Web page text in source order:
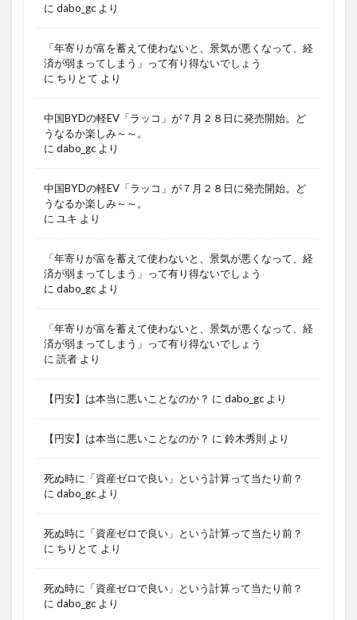
に dabo_gc より
「年寄りが富を蓄えて使わないと、景気が悪くなって、経
済が弱まってしまう」って有り得ないでしょう
に ちりとて より
中国BYDの軽EV「ラッコ」が７月２８日に発売開始。ど
うなるか楽しみ～～。
に dabo_gc より
中国BYDの軽EV「ラッコ」が７月２８日に発売開始。ど
うなるか楽しみ～～。
に ユキ より
「年寄りが富を蓄えて使わないと、景気が悪くなって、経
済が弱まってしまう」って有り得ないでしょう
に dabo_gc より
「年寄りが富を蓄えて使わないと、景気が悪くなって、経
済が弱まってしまう」って有り得ないでしょう
に 読者 より
【円安】は本当に悪いことなのか？ に dabo_gc より
【円安】は本当に悪いことなのか？ に 鈴木秀則 より
死ぬ時に「資産ゼロで良い」という計算って当たり前？
に dabo_gc より
死ぬ時に「資産ゼロで良い」という計算って当たり前？
に ちりとて より
死ぬ時に「資産ゼロで良い」という計算って当たり前？
に dabo_gc より